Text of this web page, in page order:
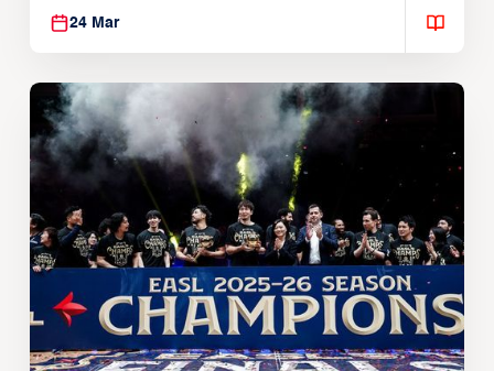
24 Mar